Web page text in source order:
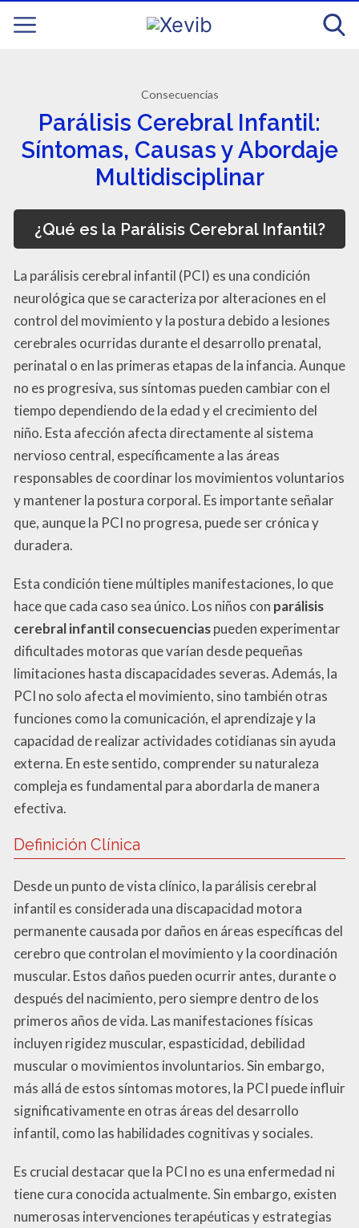
Consecuencias
Parálisis Cerebral Infantil:
Síntomas, Causas y Abordaje
Multidisciplinar
¿Qué es la Parálisis Cerebral Infantil?
La parálisis cerebral infantil (PCI) es una condición
neurológica que se caracteriza por alteraciones en el
control del movimiento y la postura debido a lesiones
cerebrales ocurridas durante el desarrollo prenatal,
perinatal o en las primeras etapas de la infancia. Aunque
no es progresiva, sus síntomas pueden cambiar con el
tiempo dependiendo de la edad y el crecimiento del
niño. Esta afección afecta directamente al sistema
nervioso central, específicamente a las áreas
responsables de coordinar los movimientos voluntarios
y mantener la postura corporal. Es importante señalar
que, aunque la PCI no progresa, puede ser crónica y
duradera.
Esta condición tiene múltiples manifestaciones, lo que
hace que cada caso sea único. Los niños con parálisis
cerebral infantil consecuenciaspueden experimentar
dificultades motoras que varían desde pequeñas
limitaciones hasta discapacidades severas. Además, la
PCI no solo afecta el movimiento, sino también otras
funciones como la comunicación, el aprendizaje y la
capacidad de realizar actividades cotidianas sin ayuda
externa. En este sentido, comprender su naturaleza
compleja es fundamental para abordarla de manera
efectiva.
Definición Clínica
Desde un punto de vista clínico, la parálisis cerebral
infantil es considerada una discapacidad motora
permanente causada por daños en áreas específicas del
cerebro que controlan el movimiento y la coordinación
muscular. Estos daños pueden ocurrir antes, durante o
después del nacimiento, pero siempre dentro de los
primeros años de vida. Las manifestaciones físicas
incluyen rigidez muscular, espasticidad, debilidad
muscular o movimientos involuntarios. Sin embargo,
más allá de estos síntomas motores, la PCI puede influir
significativamente en otras áreas del desarrollo
infantil, como las habilidades cognitivas y sociales.
Es crucial destacar que la PCI no es una enfermedad ni
tiene cura conocida actualmente. Sin embargo, existen
numerosas intervenciones terapéuticas y estrategias